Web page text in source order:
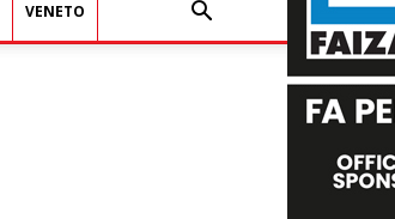
VENETO